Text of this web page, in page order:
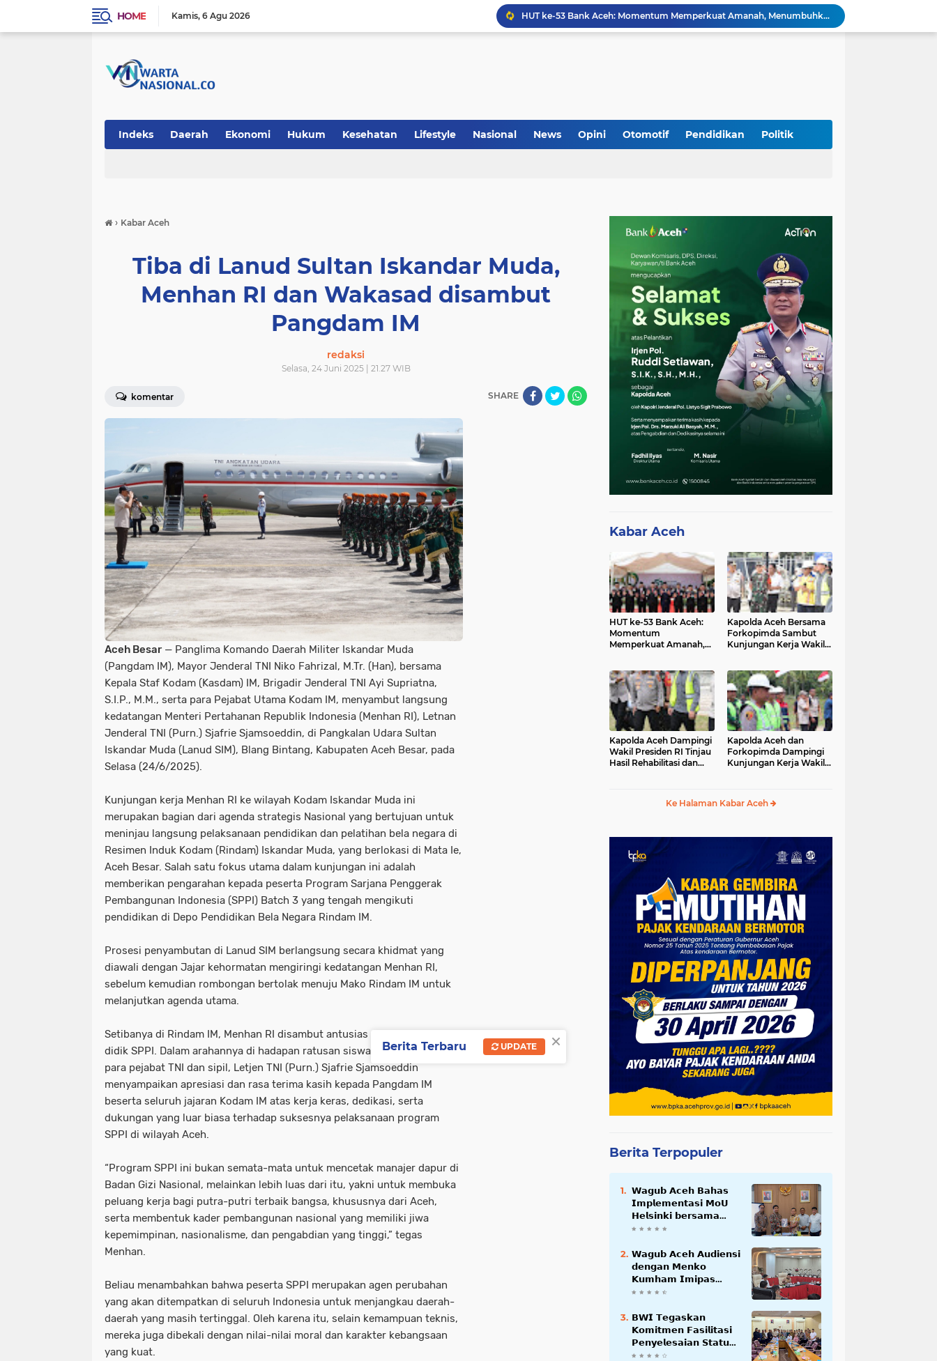
HOME Kamis 6 Agu 2026
Silaturahmi Lintas Sektor di Kuta Alam, TNI–Polri dan Desa Perkokoh Kebersamaan
Babinsa Peukan Bada Hadiri Rapat Lanjutan HUT RI ke-81, Perkuat Sinergi Lintas Sektor
Kak Na Promosi Wisata Surfing dan Hadiri Perayaan HUT 53 tahun BAS Simeulue
Indeks Daerah Ekonomi Hukum Kesehatan Lifestyle Nasional News Opini Otomotif Pendidikan Politik
› Kabar Aceh
Tiba di Lanud Sultan Iskandar Muda,
Menhan RI dan Wakasad disambut
Pangdam IM
redaksi
Selasa, 24 Juni 2025 | 21.27 WIB
komentar SHARE
Aceh Besar — Panglima Komando Daerah Militer Iskandar Muda
(Pangdam IM), Mayor Jenderal TNI Niko Fahrizal, M.Tr. (Han), bersama
Kepala Staf Kodam (Kasdam) IM, Brigadir Jenderal TNI Ayi Supriatna,
S.I.P., M.M., serta para Pejabat Utama Kodam IM, menyambut langsung
kedatangan Menteri Pertahanan Republik Indonesia (Menhan RI), Letnan
Jenderal TNI (Purn.) Sjafrie Sjamsoeddin, di Pangkalan Udara Sultan
Iskandar Muda (Lanud SIM), Blang Bintang, Kabupaten Aceh Besar, pada
Selasa (24/6/2025).
Kunjungan kerja Menhan RI ke wilayah Kodam Iskandar Muda ini
merupakan bagian dari agenda strategis Nasional yang bertujuan untuk
meninjau langsung pelaksanaan pendidikan dan pelatihan bela negara di
Resimen Induk Kodam (Rindam) Iskandar Muda, yang berlokasi di Mata Ie,
Aceh Besar. Salah satu fokus utama dalam kunjungan ini adalah
memberikan pengarahan kepada peserta Program Sarjana Penggerak
Pembangunan Indonesia (SPPI) Batch 3 yang tengah mengikuti
pendidikan di Depo Pendidikan Bela Negara Rindam IM.
Prosesi penyambutan di Lanud SIM berlangsung secara khidmat yang
diawali dengan Jajar kehormatan mengiringi kedatangan Menhan RI,
sebelum kemudian rombongan bertolak menuju Mako Rindam IM untuk
melanjutkan agenda utama.
Setibanya di Rindam IM, Menhan RI disambut antusias oleh para peserta
didik SPPI. Dalam arahannya di hadapan ratusan siswa, pelatih, serta
para pejabat TNI dan sipil, Letjen TNI (Purn.) Sjafrie Sjamsoeddin
menyampaikan apresiasi dan rasa terima kasih kepada Pangdam IM
beserta seluruh jajaran Kodam IM atas kerja keras, dedikasi, serta
dukungan yang luar biasa terhadap suksesnya pelaksanaan program
SPPI di wilayah Aceh.
“Program SPPI ini bukan semata-mata untuk mencetak manajer dapur di
Badan Gizi Nasional, melainkan lebih luas dari itu, yakni untuk membuka
peluang kerja bagi putra-putri terbaik bangsa, khususnya dari Aceh,
serta membentuk kader pembangunan nasional yang memiliki jiwa
kepemimpinan, nasionalisme, dan pengabdian yang tinggi,” tegas
Menhan.
Beliau menambahkan bahwa peserta SPPI merupakan agen perubahan
yang akan ditempatkan di seluruh Indonesia untuk menjangkau daerah-
daerah yang masih tertinggal. Oleh karena itu, selain kemampuan teknis,
mereka juga dibekali dengan nilai-nilai moral dan karakter kebangsaan
yang kuat.
Kabar Aceh
HUT ke-53 Bank Aceh:
Momentum
Memperkuat Amanah,
Kapolda Aceh Bersama
Forkopimda Sambut
Kunjungan Kerja Wakil
Kapolda Aceh Dampingi
Wakil Presiden RI Tinjau
Hasil Rehabilitasi dan
Kapolda Aceh dan
Forkopimda Dampingi
Kunjungan Kerja Wakil
Ke Halaman Kabar Aceh
Berita Terpopuler
𝗪𝗮𝗴𝘂𝗯 𝗔𝗰𝗲𝗵 𝗕𝗮𝗵𝗮𝘀
𝗜𝗺𝗽𝗹𝗲𝗺𝗲𝗻𝘁𝗮𝘀𝗶 𝗠𝗼𝗨
𝗛𝗲𝗹𝘀𝗶𝗻𝗸𝗶 𝗯𝗲𝗿𝘀𝗮𝗺𝗮
𝗦𝗲𝗸𝗿𝗲𝘁𝗮𝗿𝗶𝗮𝘁 𝗡𝗲𝗴𝗮𝗿𝗮
𝗪𝗮𝗴𝘂𝗯 𝗔𝗰𝗲𝗵 𝗔𝘂𝗱𝗶𝗲𝗻𝘀𝗶
𝗱𝗲𝗻𝗴𝗮𝗻 𝗠𝗲𝗻𝗸𝗼
𝗞𝘂𝗺𝗵𝗮𝗺 𝗜𝗺𝗶𝗽𝗮𝘀
𝗧𝗲𝗿𝗸𝗮𝗶𝘁 𝗦𝘁𝗮𝘁𝘂𝘀 𝗪𝗮𝗸𝗮𝗳
𝗕𝗪𝗜 𝗧𝗲𝗴𝗮𝘀𝗸𝗮𝗻
𝗞𝗼𝗺𝗶𝘁𝗺𝗲𝗻 𝗙𝗮𝘀𝗶𝗹𝗶𝘁𝗮𝘀𝗶
𝗣𝗲𝗻𝘆𝗲𝗹𝗲𝘀𝗮𝗶𝗮𝗻 𝗦𝘁𝗮𝘁𝘂𝘀
𝗪𝗮𝗸𝗮𝗳 𝗕𝗹𝗮𝗻𝗴 𝗣𝗮𝗱𝗮𝗻𝗴
×
Berita Terbaru UPDATE